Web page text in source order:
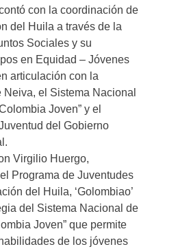
con la coordinación de
del Huila a través de la
Sociales y su
en Equidad – Jóvenes
articulación con la
Neiva, el Sistema Nacional
Joven” y el
del Gobierno
Virgilio Huergo,
Programa de Juventudes
del Huila, ‘Golombiao’
del Sistema Nacional de
Joven” que permite
de los jóvenes